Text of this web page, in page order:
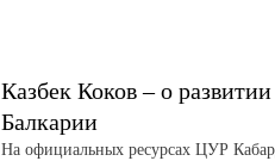
Казбек Коков – о
Балкарии
На официальных ресурсах ЦУР